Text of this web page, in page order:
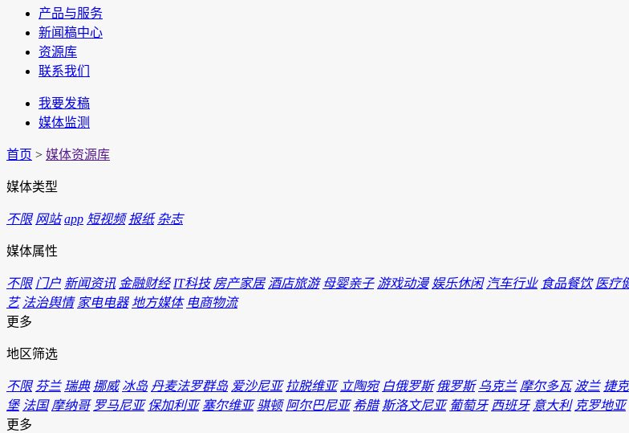
产品与服务
新闻稿中心
资源库
联系我们
我要发稿
媒体监测
首页 > 媒体资源库
媒体类型
不限 网站 app 短视频 报纸 杂志
媒体属性
不限 门户 新闻资讯 金融财经 IT科技 房产家居 酒店旅游 母婴亲子 游戏动漫 娱乐休闲 汽车行业 食品餐饮 医疗
艺 法治舆情 家电电器 地方媒体 电商物流
更多
地区筛选
不限 芬兰 瑞典 挪威 冰岛 丹麦法罗群岛 爱沙尼亚 拉脱维亚 立陶宛 白俄罗斯 俄罗斯 乌克兰 摩尔多瓦 波兰 捷克
堡 法国 摩纳哥 罗马尼亚 保加利亚 塞尔维亚 骐顿 阿尔巴尼亚 希腊 斯洛文尼亚 葡萄牙 西班牙 意大利 克罗地亚
更多